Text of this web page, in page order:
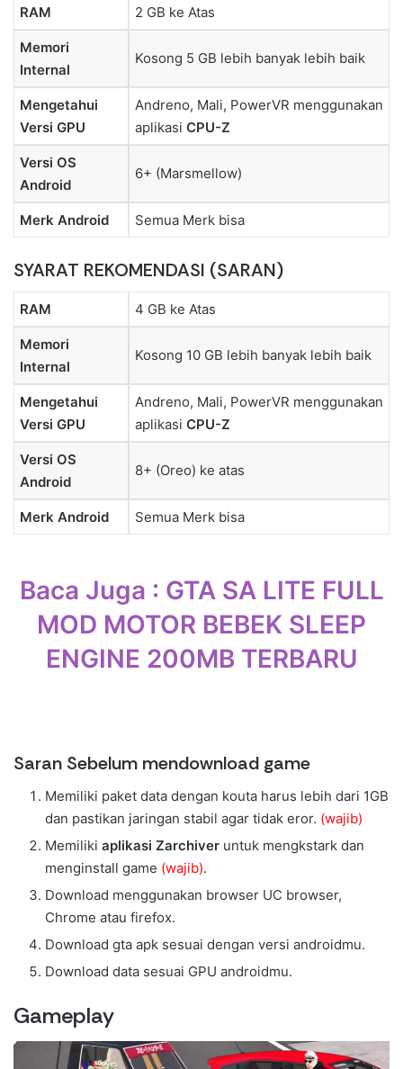
RAM 2 GB ke Atas
Memori
Internal
Kosong 5 GB lebih banyak lebih baik
Mengetahui
Versi GPU
Andreno, Mali, PowerVR menggunakan
aplikasi CPU-Z
Versi OS
Android
6+ (Marsmellow)
Merk Android Semua Merk bisa
SYARAT REKOMENDASI (SARAN)
RAM 4 GB ke Atas
Memori
Internal
Kosong 10 GB lebih banyak lebih baik
Mengetahui
Versi GPU
Andreno, Mali, PowerVR menggunakan
aplikasi CPU-Z
Versi OS
Android
8+ (Oreo) ke atas
Merk Android Semua Merk bisa
Baca Juga : GTA SA LITE FULL
MOD MOTOR BEBEK SLEEP
ENGINE 200MB TERBARU
Saran Sebelum mendownload game
Memiliki paket data dengan kouta harus lebih dari 1GB
dan pastikan jaringan stabil agar tidak eror. (wajib)
Memiliki aplikasi Zarchiver untuk mengkstark dan
menginstall game (wajib).
Download menggunakan browser UC browser,
Chrome atau firefox.
Download gta apk sesuai dengan versi androidmu.
Download data sesuai GPU androidmu.
Gameplay